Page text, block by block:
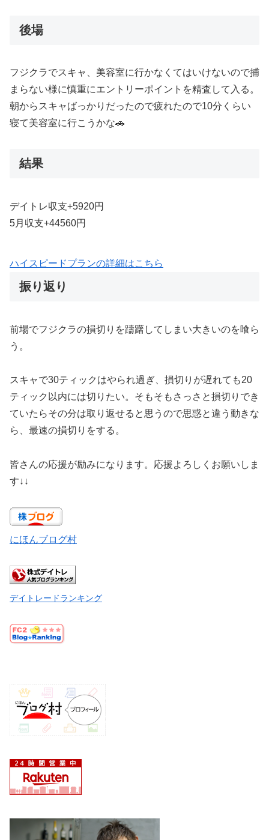
後場
フジクラでスキャ、美容室に行かなくてはいけないので捕
まらない様に慎重にエントリーポイントを精査して入る。
朝からスキャばっかりだったので疲れたので10分くらい
寝て美容室に行こうかな🚗
結果
デイトレ収支+5920円
5月収支+44560円
ハイスピードプランの詳細はこちら
振り返り
前場でフジクラの損切りを躊躇してしまい大きいのを喰ら
う。
スキャで30ティックはやられ過ぎ、損切りが遅れても20
ティック以内には切りたい。そもそもさっさと損切りでき
ていたらその分は取り返せると思うので思惑と違う動きな
ら、最速の損切りをする。
皆さんの応援が励みになります。応援よろしくお願いしま
す↓↓
にほんブログ村
デイトレードランキング